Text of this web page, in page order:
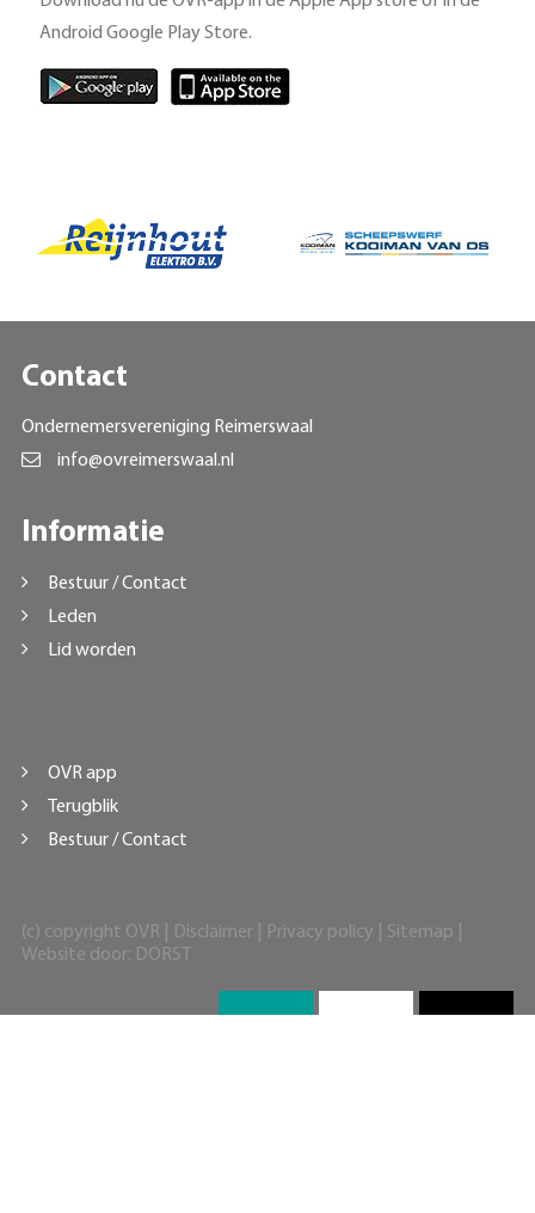
Android Google Play Store.
Contact
Ondernemersvereniging Reimerswaal
info@ovreimerswaal.nl
Informatie
Bestuur / Contact
Leden
Lid worden
OVR app
Terugblik
Bestuur / Contact
(c) copyright OVR | Disclaimer| Privacy policy Sitemap
Website door: DORST